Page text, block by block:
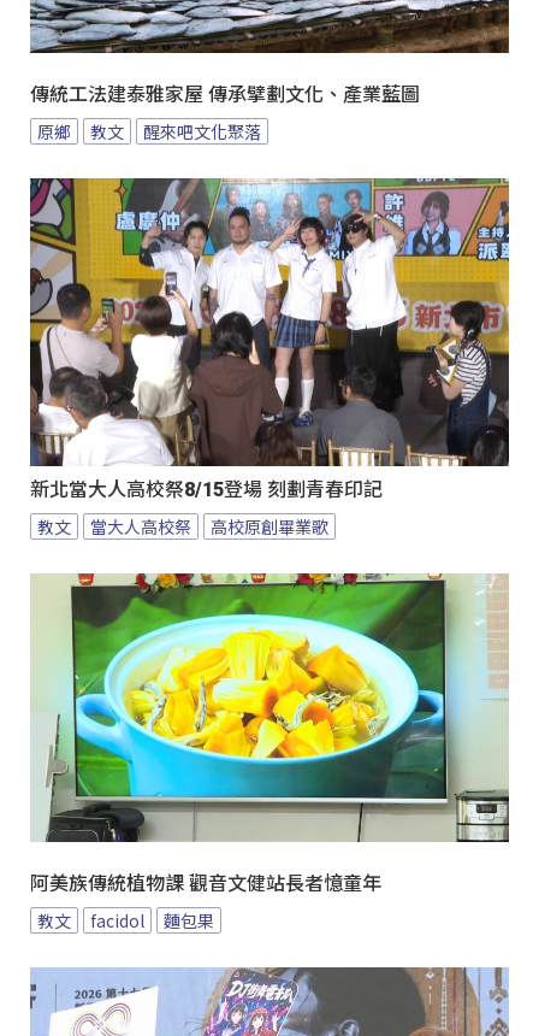
傳統工法建泰雅家屋 傳承擘劃文化、產業藍圖
原鄉 教文 醒來吧文化聚落
新北當大人高校祭8/15登場 刻劃青春印記
教文 當大人高校祭 高校原創畢業歌
阿美族傳統植物課 觀音文健站長者憶童年
教文 facidol 麵包果